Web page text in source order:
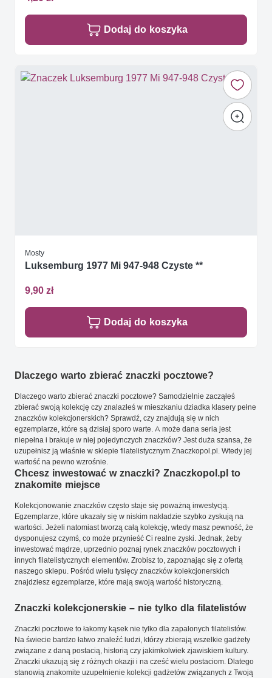
Dodaj do koszyka
Mosty
Luksemburg 1977 Mi 947-948 Czyste **
9,90 zł
Dodaj do koszyka
Dlaczego warto zbierać znaczki pocztowe?
Dlaczego warto zbierać znaczki pocztowe? Samodzielnie zacząłeś
zbierać swoją kolekcję czy znalazłeś w mieszkaniu dziadka klasery pełne
znaczków kolekcjonerskich? Sprawdź, czy znajdują się w nich
egzemplarze, które są dzisiaj sporo warte. A może dana seria jest
niepełna i brakuje w niej pojedynczych znaczków? Jest duża szansa, że
uzupełnisz ją właśnie w sklepie filatelistycznym Znaczkopol.pl. Wtedy jej
wartość na pewno wzrośnie.
Chcesz inwestować w znaczki? Znaczkopol.pl to
znakomite miejsce
Kolekcjonowanie znaczków często staje się poważną inwestycją.
Egzemplarze, które ukazały się w niskim nakładzie szybko zyskują na
wartości. Jeżeli natomiast tworzą całą kolekcję, wtedy masz pewność, że
dysponujesz czymś, co może przynieść Ci realne zyski. Jednak, żeby
inwestować mądrze, uprzednio poznaj rynek znaczków pocztowych i
innych filatelistycznych elementów. Zrobisz to, zapoznając się z ofertą
naszego sklepu. Pośród wielu tysięcy znaczków kolekcjonerskich
znajdziesz egzemplarze, które mają swoją wartość historyczną.
Znaczki kolekcjonerskie – nie tylko dla filatelistów
Znaczki pocztowe to łakomy kąsek nie tylko dla zapalonych filatelistów.
Na świecie bardzo łatwo znaleźć ludzi, którzy zbierają wszelkie gadżety
związane z daną postacią, historią czy jakimkolwiek zjawiskiem kultury.
Znaczki ukazują się z różnych okazji i na cześć wielu postaciom. Dlatego
stanowią znakomite uzupełnienie kolekcji gadżetów związanych z Twoją